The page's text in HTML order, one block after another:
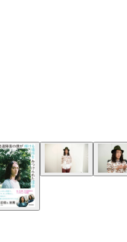
ル”のキャッチフレーズで
習面での困難さ、ＬＤ（学